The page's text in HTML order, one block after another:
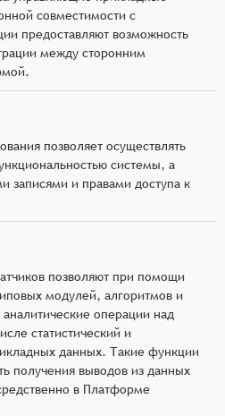
совместимости с
предоставляют возможность
между сторонним
позволяет осуществлять
системы, а
записями и правами доступа к
позволяют при помощи
модулей, алгоритмов и
операции над
статистический и
данных. Такие функции
получения выводов из данных
в Платформе